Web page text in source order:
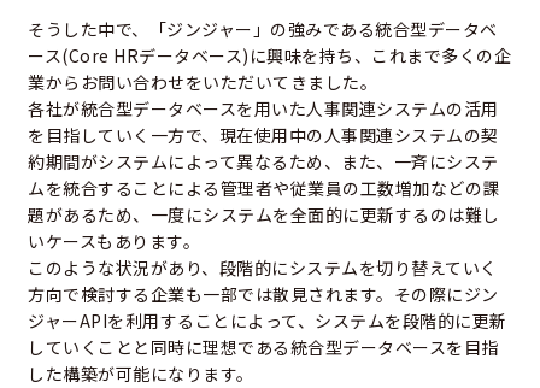
そうした中で、「ジンジャー」の強みである統合型データベ
ース(Core HRデータベース)に興味を持ち、これまで多くの企
業からお問い合わせをいただいてきました。
各社が統合型データベースを用いた人事関連システムの活用
を目指していく一方で、現在使用中の人事関連システムの契
約期間がシステムによって異なるため、また、一斉にシステ
ムを統合することによる管理者や従業員の工数増加などの課
題があるため、一度にシステムを全面的に更新するのは難し
いケースもあります。
このような状況があり、段階的にシステムを切り替えていく
方向で検討する企業も一部では散見されます。その際にジン
ジャーAPIを利用することによって、システムを段階的に更新
していくことと同時に理想である統合型データベースを目指
した構築が可能になります。